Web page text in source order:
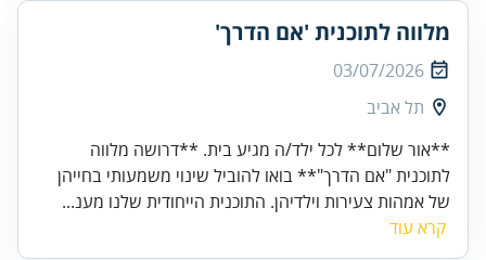
מלווה לתוכנית 'אם הדרך'
03/07/2026
תל אביב
**אור שלום** לכל ילד/ה מגיע בית. **דרושה מלווה
לתוכנית "אם הדרך"** בואו להוביל שינוי משמעותי בחייהן
של אמהות צעירות וילדיהן. התוכנית הייחודית שלנו מענ...
קרא עוד